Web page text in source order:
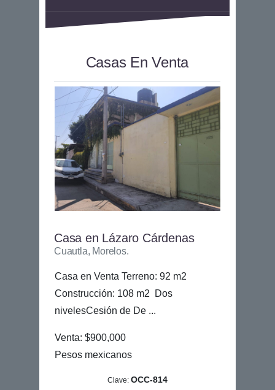
Casas En Venta
Casa en Lázaro Cárdenas
Cuautla, Morelos.
Casa en Venta Terreno: 92 m2
Construcción: 108 m2 Dos
nivelesCesión de De ...
Venta: $900,000
Pesos mexicanos
Clave: OCC-814